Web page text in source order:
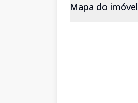
Mapa do imóvel